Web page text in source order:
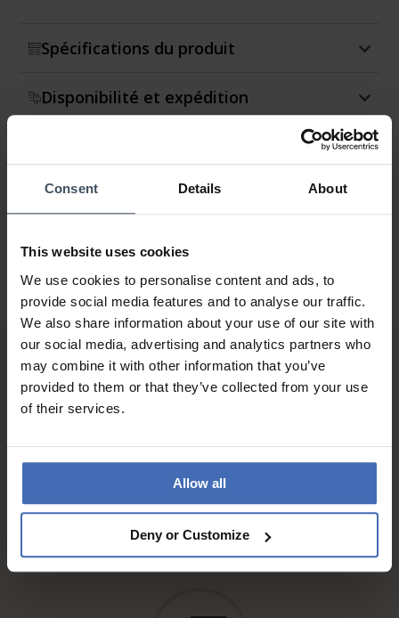
Consent Details About
This website uses cookies
We use cookies to personalise content and ads, to
provide social media features and to analyse our traffic.
We also share information about your use of our site with
our social media, advertising and analytics partners who
may combine it with other information that you’ve
provided to them or that they’ve collected from your use
of their services.
Allow all
Deny or Customize
Spécifications du produit
Disponibilité et expédition
Garantie
Sur facture et paiement
5'000.-)
info